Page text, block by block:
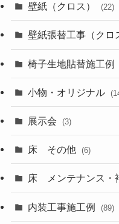
壁紙（クロス） (22)
壁紙張替工事（クロ
椅子生地貼替施工例
小物・オリジナル
展示会 (3)
床 その他 (6)
床 メンテナンス・
内装工事施工例 (89)